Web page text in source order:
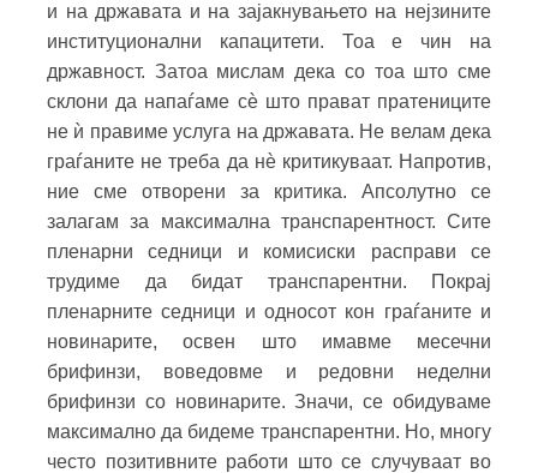
и на државата и на зајакнувањето на нејзините
институционални капацитети. Тоа е чин на
државност. Затоа мислам дека со тоа што сме
склони да напаѓаме сѐ што прават пратениците
не ѝ правиме услуга на државата. Не велам дека
граѓаните не треба да нѐ критикуваат. Напротив,
ние сме отворени за критика. Апсолутно се
залагам за максимална транспарентност. Сите
пленарни седници и комисиски расправи се
трудиме да бидат транспарентни. Покрај
пленарните седници и односот кон граѓаните и
новинарите, освен што имавме месечни
брифинзи, воведовме и редовни неделни
брифинзи со новинарите. Значи, се обидуваме
максимално да бидеме транспарентни. Но, многу
често позитивните работи што се случуваат во